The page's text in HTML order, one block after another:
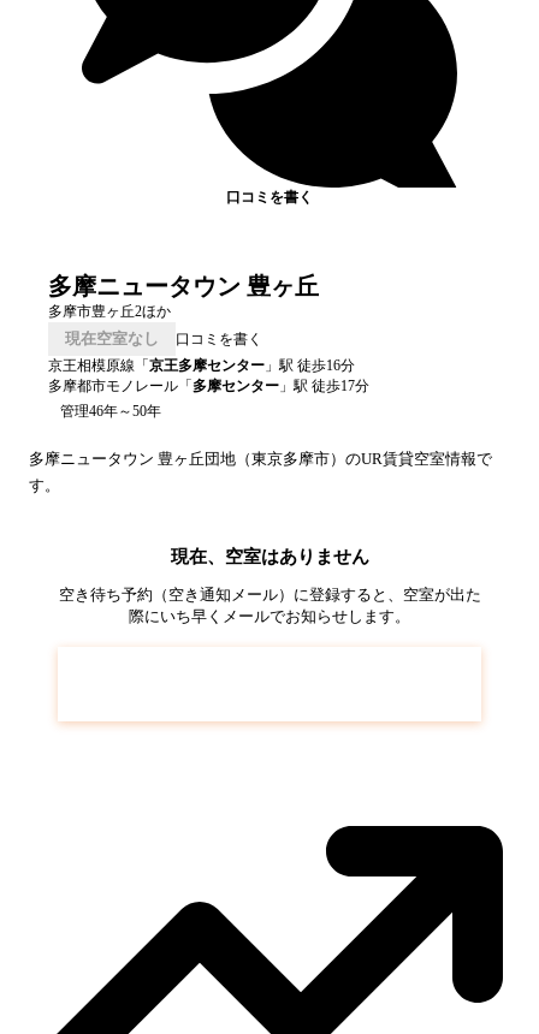
口コミを書く
多摩ニュータウン 豊ヶ丘
多摩市豊ヶ丘2ほか
現在空室なし
口コミを書く
京王相模原線 「 京王多摩センター 」駅 徒歩16分
多摩都市モノレール 「 多摩センター 」駅 徒歩17分
管理46年～50年
多摩ニュータウン 豊ヶ丘 団地（東京多摩市）のUR賃貸空室情報で
す。
現在、空室はありません
空き待ち予約（空き通知メール）に登録すると、空室が出た
際にいち早くメールでお知らせします。